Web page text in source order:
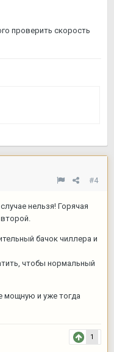
проверить скорость
#4
нельзя! Горячая
бачок чиллера и
чтобы нормальный
мощную и уже тогда
1